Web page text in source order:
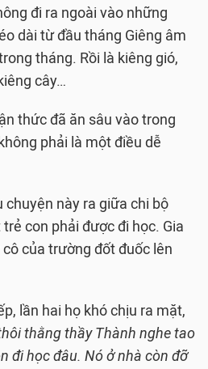
đi ra ngoài vào những
dài từ đầu tháng Giêng âm
tháng. Rồi là kiêng gió,
cây…
thức đã ăn sâu vào trong
phải là một điều dễ
này ra giữa chi bộ
con phải được đi học. Gia
của trường đốt đuốc lên
lần hai họ khó chịu ra mặt,
thằng thầy Thành nghe tao
đi học đâu. Nó ở nhà còn đỡ